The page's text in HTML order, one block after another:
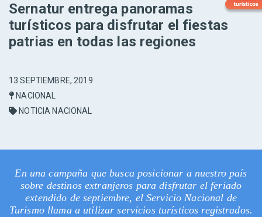
Sernatur entrega panoramas
turísticos para disfrutar el fiestas
patrias en todas las regiones
13 SEPTIEMBRE, 2019
NACIONAL
NOTICIA NACIONAL
En una campaña que busca posicionar a nuestro país
sobre destinos extranjeros para disfrutar el feriado
extendido de septiembre, el Servicio Nacional de
Turismo llama a utilizar servicios turísticos registrados.